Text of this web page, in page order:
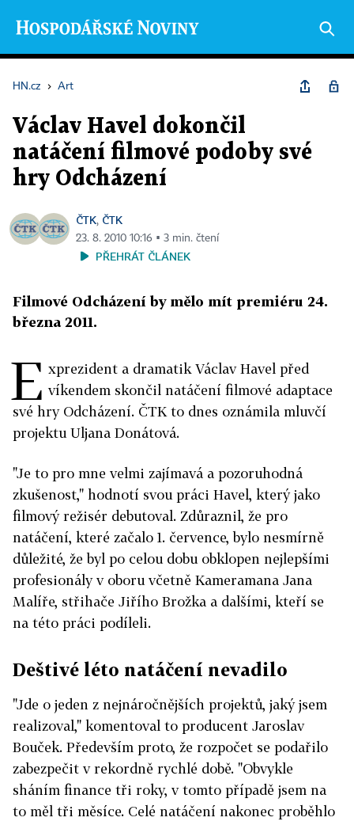
HN.cz › Art
Václav Havel dokončil
natáčení filmové podoby své
hry Odcházení
ČTK, ČTK
23. 8. 2010 10:16 ▪ 3 min. čtení
PŘEHRÁT ČLÁNEK
Filmové Odcházení by mělo mít premiéru 24.
března 2011.
E xprezident a dramatik Václav Havel před
víkendem skončil natáčení filmové adaptace
své hry Odcházení. ČTK to dnes oznámila mluvčí
projektu Uljana Donátová.
"Je to pro mne velmi zajímavá a pozoruhodná
zkušenost," hodnotí svou práci Havel, který jako
filmový režisér debutoval. Zdůraznil, že pro
natáčení, které začalo 1. července, bylo nesmírně
důležité, že byl po celou dobu obklopen nejlepšími
profesionály v oboru včetně Kameramana Jana
Malíře, střihače Jiřího Brožka a dalšími, kteří se
na této práci podíleli.
Deštivé léto natáčení nevadilo
"Jde o jeden z nejnáročnějších projektů, jaký jsem
realizoval," komentoval to producent Jaroslav
Bouček. Především proto, že rozpočet se podařilo
zabezpečit v rekordně rychlé době. "Obvykle
sháním finance tři roky, v tomto případě jsem na
to měl tři měsíce. Celé natáčení nakonec proběhlo